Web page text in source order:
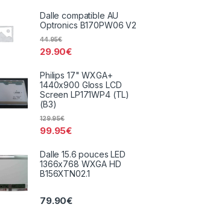
Dalle compatible AU
Optronics B170PW06 V2
29.90€
44.95€
Philips 17" WXGA+
1440x900 Gloss LCD
Screen LP171WP4 (TL)
(B3)
99.95€
129.95€
Dalle 15.6 pouces LED
1366x768 WXGA HD
B156XTN02.1
79.90€